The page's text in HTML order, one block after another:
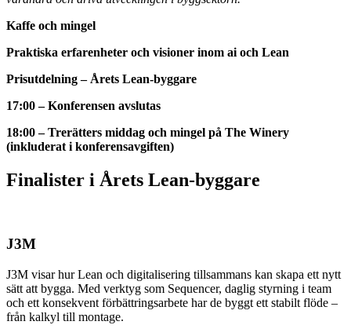
Kaffe och mingel
Praktiska erfarenheter och visioner inom ai och Lean
Prisutdelning – Årets Lean-byggare
17:00 – Konferensen avslutas
18:00 – Trerätters middag och mingel på The Winery
(inkluderat i konferensavgiften)
Finalister i Årets Lean-byggare
J3M
J3M visar hur Lean och digitalisering tillsammans kan skapa ett nytt
sätt att bygga. Med verktyg som Sequencer, daglig styrning i team
och ett konsekvent förbättringsarbete har de byggt ett stabilt flöde –
från kalkyl till montage.